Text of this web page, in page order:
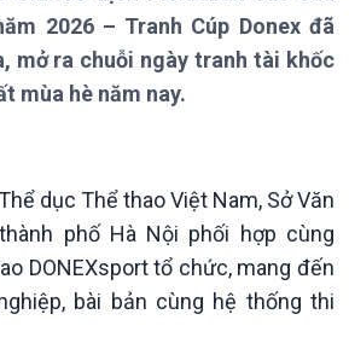
Thời sự
Thời sự 6h
Thời sự 12h
Thời sự 18h
Chuyên mục
Theo dòng Thời sự
2026 – Tranh Cúp Donex đã
mở ra chuỗi ngày tranh tài khốc
mùa hè năm nay.
dục Thể thao Việt Nam, Sở Văn
phố Hà Nội phối hợp cùng
DONEXsport tổ chức, mang đến
bài bản cùng hệ thống thi